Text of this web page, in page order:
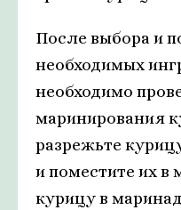
После выбора и
необходимых
необходимо
маринирования
разрежьте
и поместите их в
курицу в